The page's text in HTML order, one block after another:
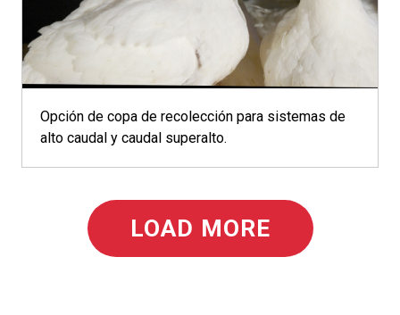
Opción de copa de recolección para sistemas de
alto caudal y caudal superalto.
LOAD MORE